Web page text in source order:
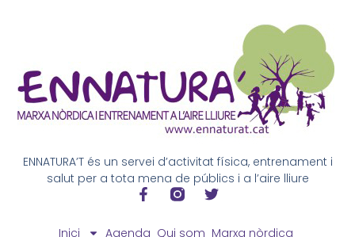
ENNATURA’T és un servei d’activitat física, entrenament i
salut per a tota mena de públics i a l’aire lliure
Inici Agenda Qui som Marxa nòrdica